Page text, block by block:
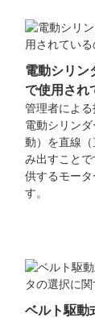
電動シリン
で使用され
管理者による
電動シリン
動）を直線
み出すこと
供するモー
す。
ベルト駆動